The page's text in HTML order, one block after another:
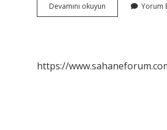
Devamını okuyun Atomda
Enerji
Yorum
https://